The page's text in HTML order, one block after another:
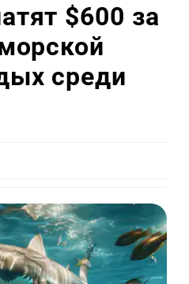
$600 за
среди